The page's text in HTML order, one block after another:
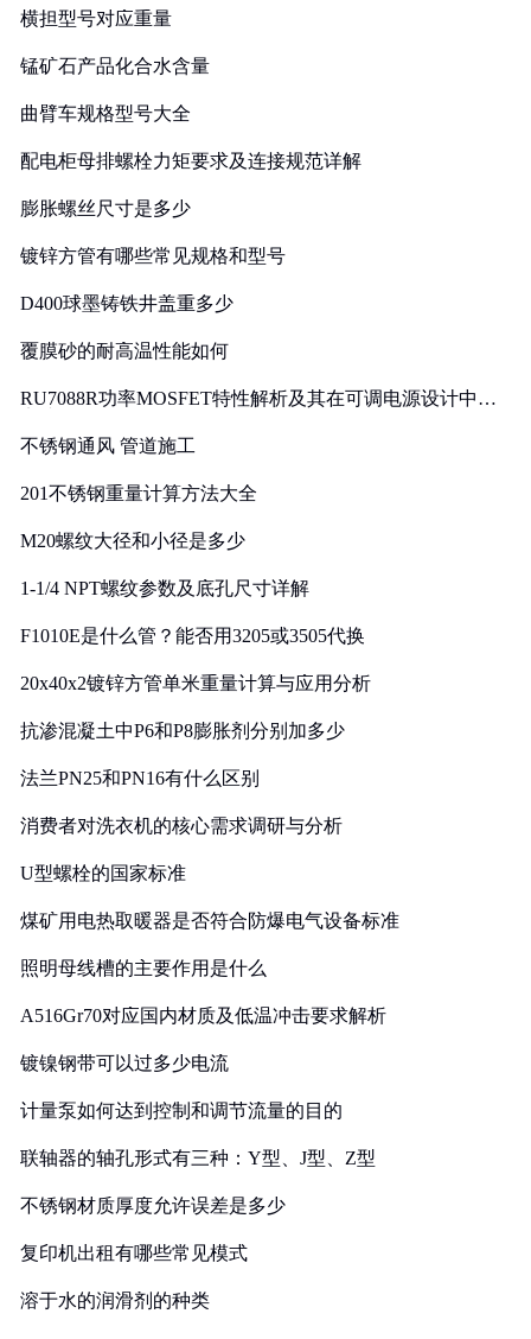
横担型号对应重量
锰矿石产品化合水含量
曲臂车规格型号大全
配电柜母排螺栓力矩要求及连接规范详解
膨胀螺丝尺寸是多少
镀锌方管有哪些常见规格和型号
D400球墨铸铁井盖重多少
覆膜砂的耐高温性能如何
RU7088R功率MOSFET特性解析及其在可调电源设计中的
不锈钢通风 管道施工
201不锈钢重量计算方法大全
M20螺纹大径和小径是多少
1-1/4 NPT螺纹参数及底孔尺寸详解
F1010E是什么管？能否用3205或3505代换
20x40x2镀锌方管单米重量计算与应用分析
抗渗混凝土中P6和P8膨胀剂分别加多少
法兰PN25和PN16有什么区别
消费者对洗衣机的核心需求调研与分析
U型螺栓的国家标准
煤矿用电热取暖器是否符合防爆电气设备标准
照明母线槽的主要作用是什么
A516Gr70对应国内材质及低温冲击要求解析
镀镍钢带可以过多少电流
计量泵如何达到控制和调节流量的目的
联轴器的轴孔形式有三种：Y型、J型、Z型
不锈钢材质厚度允许误差是多少
复印机出租有哪些常见模式
溶于水的润滑剂的种类